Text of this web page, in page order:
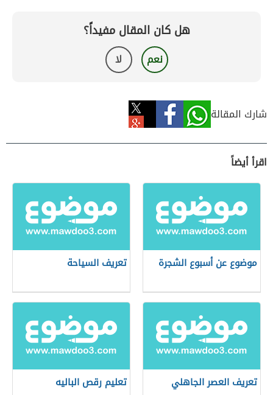
هل كان المقال مفيداً؟
نعم لا
شارك المقالة
اقرأ أيضاً
موضوع عن أسبوع الشجرة تعريف السياحة
تعريف العصر الجاهلي تعليم رقص الباليه